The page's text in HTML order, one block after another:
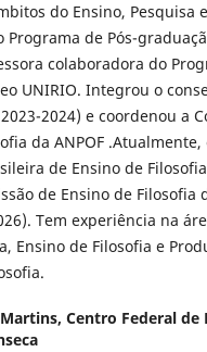
do Ensino, Pesquisa
Programa de Pós-
colaboradora do
UNIRIO. Integrou o
2024) e coordenou a
da ANPOF
de Ensino de
de Ensino de Filosofia
Tem experiência na
Ensino de Filosofia e
Centro Federal de